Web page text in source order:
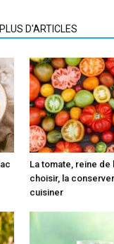
PLUS D'ARTICLES
La tomate, reine de
choisir, la
cuisiner